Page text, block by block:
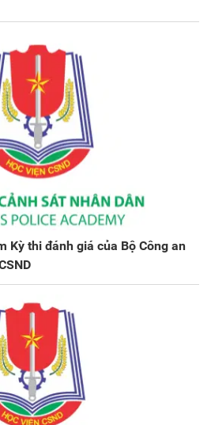
Kỳ thi đánh giá của Bộ Công an